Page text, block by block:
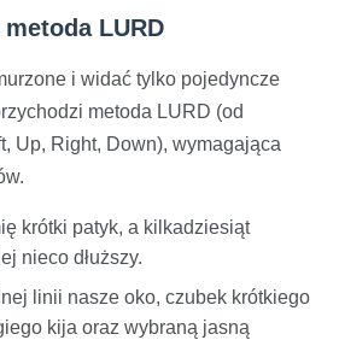
LURD
i widać tylko pojedyncze
metoda LURD (od
Up, Right, Down), wymagająca
krótki patyk, a kilkadziesiąt
nieco dłuższy.
linii nasze oko, czubek krótkiego
kija oraz wybraną jasną